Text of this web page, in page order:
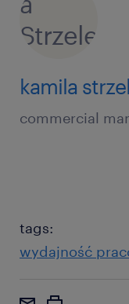
kamila
commercial
tags:
wydajność